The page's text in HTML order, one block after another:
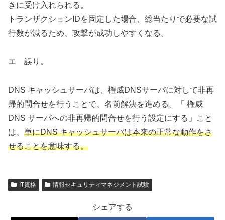
きに受け入れられる。
トランザクションIDを固定した場合、総当たりで必要な試
行数が減るため、攻撃が成功しやすくなる。
エ 誤り。
DNS キャッシュサーバは、権威DNSサーバに対して非再
帰的問合せを行うことで、名前解決を進める。「 権威
DNS サーバへの非再帰的問合せを行う設定にする」こと
は、 単にDNS キャッシュサーバは本来の正常な動作をさ
せることを意味する。
IT資格 情報セキュリティマネジメント試験
シェアする